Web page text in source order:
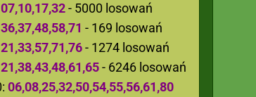
07,10,17,32- 5000 losowań
36,37,48,58,71 - 169 losowań
21,33,57,71,76- 1274 losowań
21,38,43,48,61,65- 6246 losowań
06,08,25,32,50,54,55,56,61,80